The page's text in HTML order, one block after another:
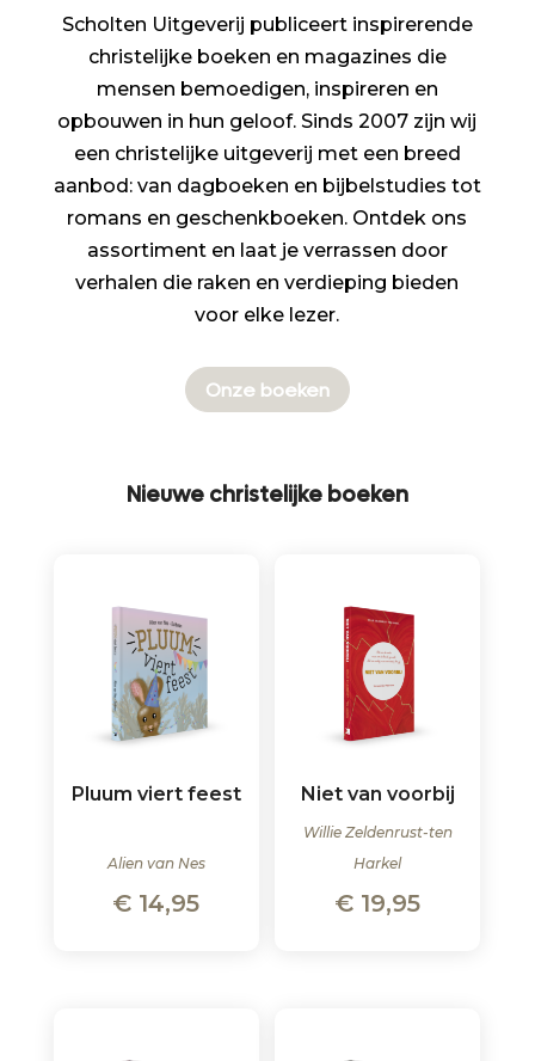
Scholten Uitgeverij publiceert inspirerende
christelijke boeken en magazines die
mensen bemoedigen, inspireren en
opbouwen in hun geloof. Sinds 2007 zijn wij
een christelijke uitgeverij met een breed
aanbod: van dagboeken en bijbelstudies tot
romans en geschenkboeken. Ontdek ons
assortiment en laat je verrassen door
verhalen die raken en verdieping bieden
voor elke lezer.
Onze boeken
Nieuwe christelijke boeken
Pluum viert feest
Alien van Nes
€ 14,95
Niet van voorbij
Willie Zeldenrust-ten
Harkel
€ 19,95